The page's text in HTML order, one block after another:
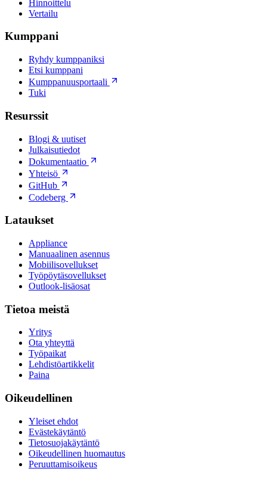
Hinnoittelu
Vertailu
Kumppani
Ryhdy kumppaniksi
Etsi kumppani
Kumppanuusportaali
Tuki
Resurssit
Blogi & uutiset
Julkaisutiedot
Dokumentaatio
Yhteisö
GitHub
Codeberg
Lataukset
Appliance
Manuaalinen asennus
Mobiilisovellukset
Työpöytäsovellukset
Outlook-lisäosat
Tietoa meistä
Yritys
Ota yhteyttä
Työpaikat
Lehdistöartikkelit
Paina
Oikeudellinen
Yleiset ehdot
Evästekäytäntö
Tietosuojakäytäntö
Oikeudellinen huomautus
Peruuttamisoikeus